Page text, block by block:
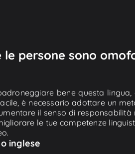
persone sono
bene questa
è necessario adottare un
il senso di
le tue competenze
inglese